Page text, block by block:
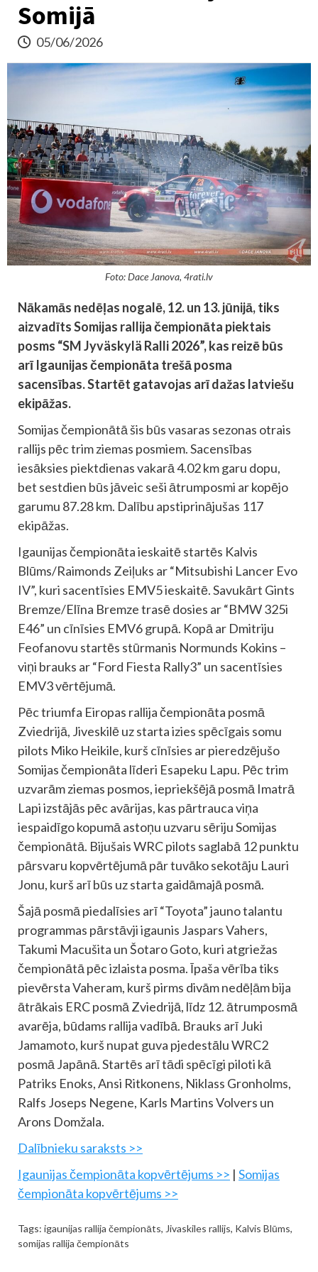
Somijā
05/06/2026
Foto: Dace Janova, 4rati.lv
Nākamās nedēļas nogalē, 12. un 13. jūnijā, tiks
aizvadīts Somijas rallija čempionāta piektais
posms “SM Jyväskylä Ralli 2026”, kas reizē būs
arī Igaunijas čempionāta trešā posma
sacensības. Startēt gatavojas arī dažas latviešu
ekipāžas.
Somijas čempionātā šis būs vasaras sezonas otrais
rallijs pēc trim ziemas posmiem. Sacensības
iesāksies piektdienas vakarā 4.02 km garu dopu,
bet sestdien būs jāveic seši ātrumposmi ar kopējo
garumu 87.28 km. Dalību apstiprinājušas 117
ekipāžas.
Igaunijas čempionāta ieskaitē startēs Kalvis
Blūms/Raimonds Zeiļuks ar “Mitsubishi Lancer Evo
IV”, kuri sacentīsies EMV5 ieskaitē. Savukārt Gints
Bremze/Elīna Bremze trasē dosies ar “BMW 325i
E46” un cīnīsies EMV6 grupā. Kopā ar Dmitriju
Feofanovu startēs stūrmanis Normunds Kokins –
viņi brauks ar “Ford Fiesta Rally3” un sacentīsies
EMV3 vērtējumā.
Pēc triumfa Eiropas rallija čempionāta posmā
Zviedrijā, Jiveskilē uz starta izies spēcīgais somu
pilots Miko Heikile, kurš cīnīsies ar pieredzējušo
Somijas čempionāta līderi Esapeku Lapu. Pēc trim
uzvarām ziemas posmos, iepriekšējā posmā Imatrā
Lapi izstājās pēc avārijas, kas pārtrauca viņa
iespaidīgo kopumā astoņu uzvaru sēriju Somijas
čempionātā. Bijušais WRC pilots saglabā 12 punktu
pārsvaru kopvērtējumā pār tuvāko sekotāju Lauri
Jonu, kurš arī būs uz starta gaidāmajā posmā.
Šajā posmā piedalīsies arī “Toyota” jauno talantu
programmas pārstāvji igaunis Jaspars Vahers,
Takumi Macušita un Šotaro Goto, kuri atgriežas
čempionātā pēc izlaista posma. Īpaša vērība tiks
pievērsta Vaheram, kurš pirms divām nedēļām bija
ātrākais ERC posmā Zviedrijā, līdz 12. ātrumposmā
avarēja, būdams rallija vadībā. Brauks arī Juki
Jamamoto, kurš nupat guva pjedestālu WRC2
posmā Japānā. Startēs arī tādi spēcīgi piloti kā
Patriks Enoks, Ansi Ritkonens, Niklass Gronholms,
Ralfs Joseps Negene, Karls Martins Volvers un
Arons Domžala.
Dalībnieku saraksts >>
Igaunijas čempionāta kopvērtējums >> | Somijas
čempionāta kopvērtējums >>
Tags: igaunijas rallija čempionāts, Jivaskiles rallijs, Kalvis Blūms,
somijas rallija čempionāts